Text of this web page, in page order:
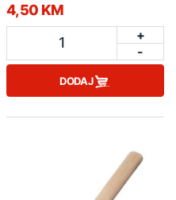
4,50 KM
1
+
-
DODAJ